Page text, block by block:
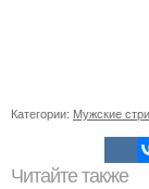
Категории: Мужские
Читайте также